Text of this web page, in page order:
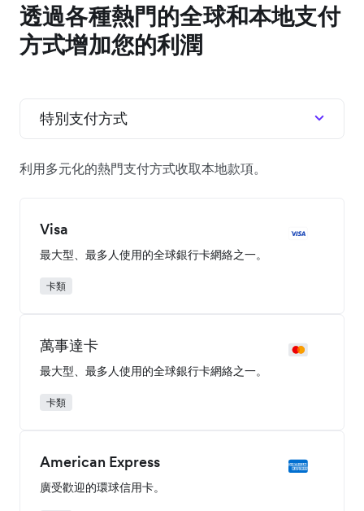
透過各種熱門的全球和本地支付
方式增加您的利潤
特別支付方式
利用多元化的熱門支付方式收取本地款項。
Visa
最大型、最多人使用的全球銀行卡網絡之一。
卡類
萬事達卡
最大型、最多人使用的全球銀行卡網絡之一。
卡類
American Express
廣受歡迎的環球信用卡。